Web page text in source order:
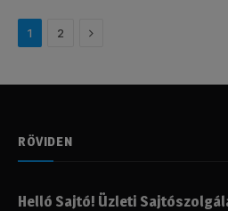
1 2 Következő
RÖVIDEN
Helló Sajtó! Üzleti